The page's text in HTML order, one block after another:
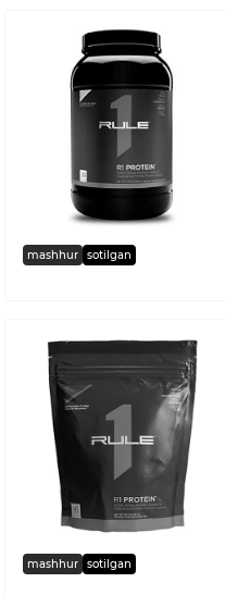
mashhur sotilgan
mashhur sotilgan